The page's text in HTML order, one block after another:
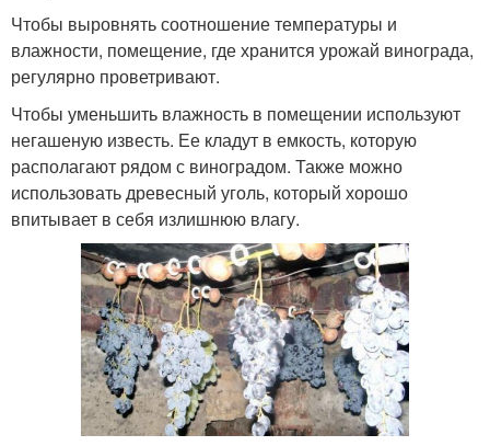
Чтобы выровнять соотношение температуры и
влажности, помещение, где хранится урожай винограда,
регулярно проветривают.
Чтобы уменьшить влажность в помещении используют
негашеную известь. Ее кладут в емкость, которую
располагают рядом с виноградом. Также можно
использовать древесный уголь, который хорошо
впитывает в себя излишнюю влагу.